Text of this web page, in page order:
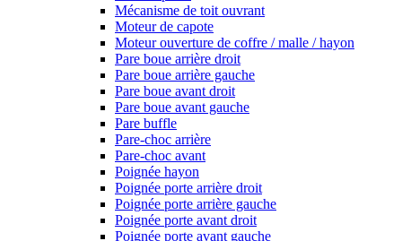
Mécanisme de toit ouvrant
Moteur de capote
Moteur ouverture de coffre / malle / hayon
Pare boue arrière droit
Pare boue arrière gauche
Pare boue avant droit
Pare boue avant gauche
Pare buffle
Pare-choc arrière
Pare-choc avant
Poignée hayon
Poignée porte arrière droit
Poignée porte arrière gauche
Poignée porte avant droit
Poignée porte avant gauche